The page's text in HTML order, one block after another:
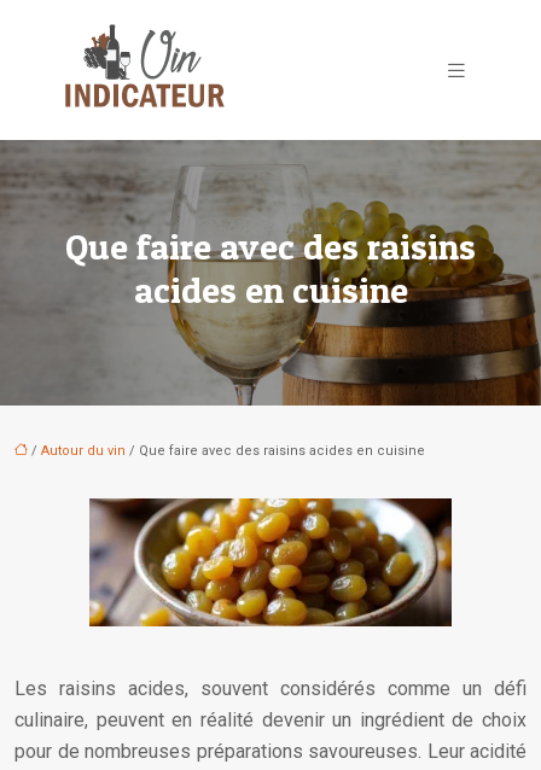
Que faire avec des raisins
acides en cuisine
/ Autour du vin / Que faire avec des raisins acides en cuisine
Les raisins acides, souvent considérés comme un défi
culinaire, peuvent en réalité devenir un ingrédient de choix
pour de nombreuses préparations savoureuses. Leur acidité